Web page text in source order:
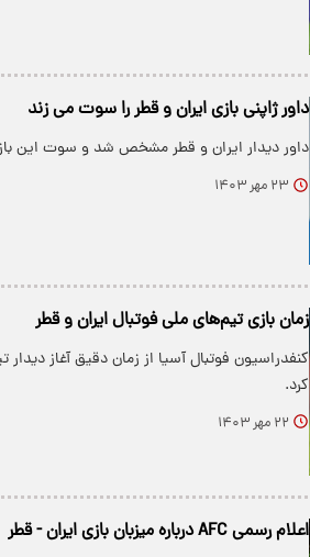
داور ژاپنی بازی ایران و قطر را سوت می زند
داور دیدار ایران و قطر مشخص شد و سوت این
۲۳ مهر ۱۴۰۳
زمان بازی تیم‌های ملی فوتبال ایران و قطر
کنفدراسیون فوتبال آسیا از زمان دقیق آغاز
کرد.
۲۲ مهر ۱۴۰۳
اعلام رسمی AFC درباره میزبان بازی ایران - قطر